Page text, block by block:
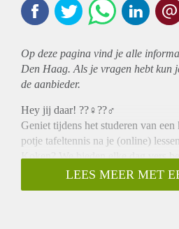
Op deze pagina vind je alle
Den Haag. Als je vragen hebt kun
de aanbieder.
Hey jij daar! ??‍♀‍??‍♂‍
Geniet tijdens het studeren van
potje tafeltennis na je (online)
Koken? We bieden elke dag vers
slechts een kleine betaling, we
beneden, eventuele suggesties, laat
LEES MEER MET